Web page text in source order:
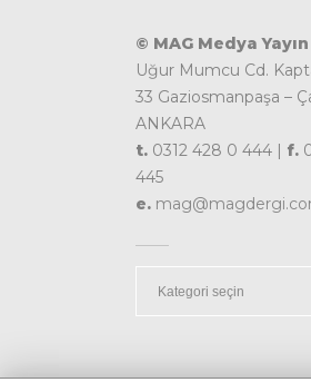
© MAG Medya
Uğur Mumcu Cd.
33 Gaziosmanpaşa –
ANKARA
t. 0312 428 0 444 | f.
445
e.